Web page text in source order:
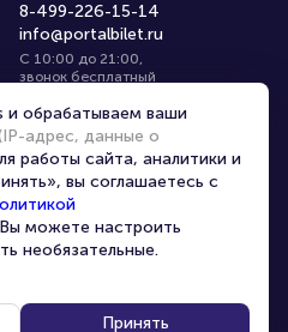
8-499-226-15-14
info@portalbilet.ru
С 10:00 до 21:00,
звонок бесплатный
Все площадки
| Москва
Все права защищены
и обрабатываем ваши
адрес, данные о
работы сайта, аналитики и
вы соглашаетесь с
можете настроить
необязательные.
Принять